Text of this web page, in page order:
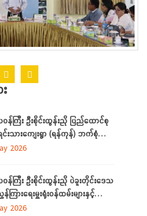
န်ကြီး ဦးစိုင်းထွန်းညို ပြည်ထောင်စု
င်းသားကျေးရွာ (ရန်ကုန်) ဘက်စုံ
ြှင့်တင်ရေး ကြည့်ရှုစစ်ဆေး
2026
န်ကြီး ဦးစိုင်းထွန်းညို ပဲခူးတိုင်းဒေသ
ကြားရေးမှူးရုံးဝန်ထမ်းများနှင့်
2026